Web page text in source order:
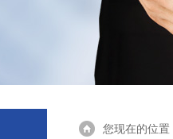
您现在的位置